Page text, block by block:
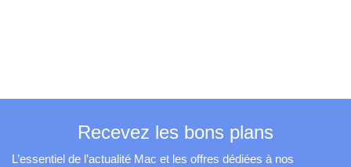
Recevez les bons plans
L’essentiel de l’actualité Mac et les offres dédiées à nos